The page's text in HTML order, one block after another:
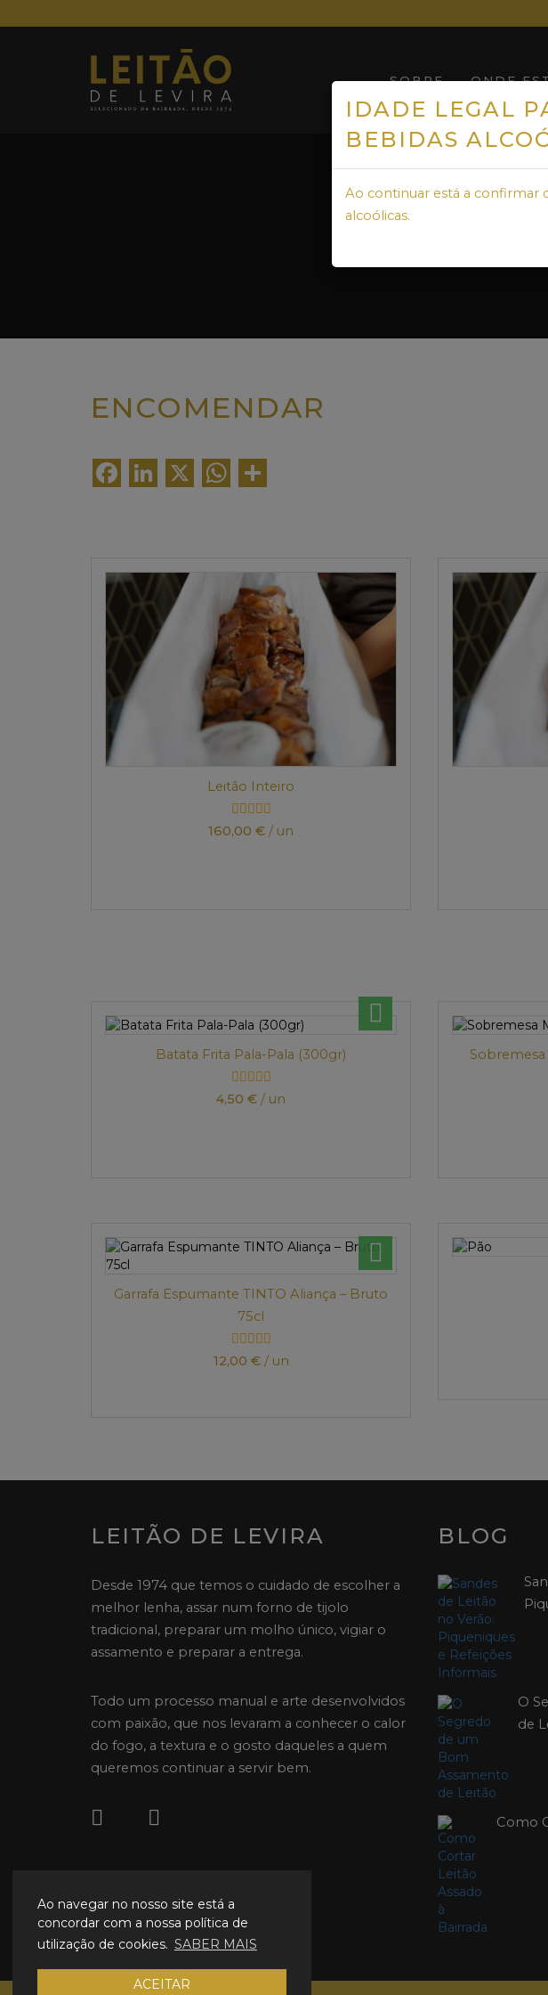
Ao navegar no nosso site está a
concordar com a nossa política de
utilização de cookies. SABER MAIS
ACEITAR
SOBRE ONDE
ENCOMENDAR
FacebookLinkedIn WhatsApp
Leitão Inteiro
160,00 € / un
Batata Frita Pala-Pala (300gr)
4,50 € / un
Garrafa Espumante TINTO Aliança – Bruto
75cl
12,00 €/ un
LEITÃO DE LEVIRA
Desde 1974 que temos o cuidado de escolher a
melhor lenha, assar num forno de tijolo
tradicional, preparar um molho único, vigiar o
assamento e preparar a entrega.
Todo um processo manual e arte desenvolvidos
com paixão, que nos levaram a conhecer o calor
do fogo, a textura e o gosto daqueles a quem
queremos continuar a servir bem.
BLOG
O
de
Como
IDADE LEGAL
BEBIDAS
Ao continuar está a confirmar
alcoólicas.